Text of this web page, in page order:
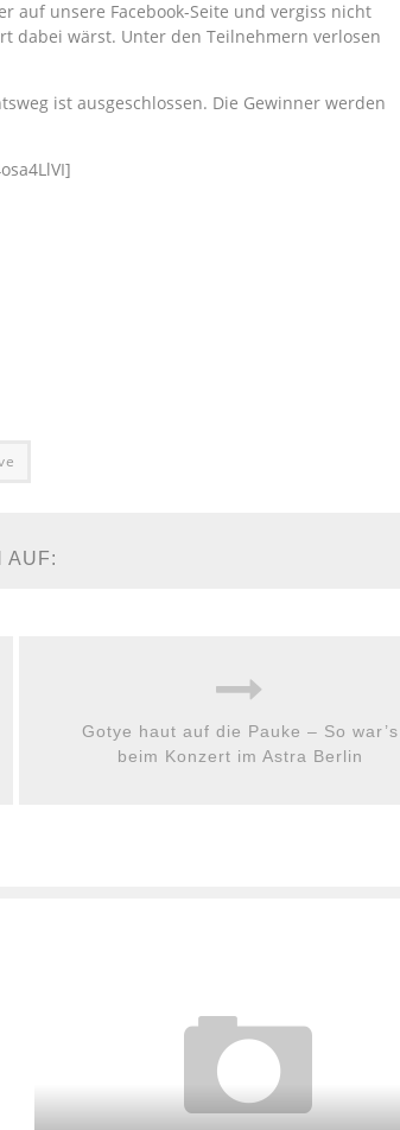
auf unsere Facebook-Seite und vergiss nicht
dabei wärst. Unter den Teilnehmern verlosen
ist ausgeschlossen. Die Gewinner werden
AUF:
Gotye haut auf die Pauke – So war’s
beim Konzert im Astra Berlin